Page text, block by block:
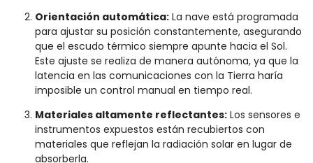
Orientación automática: La nave está programada
para ajustar su posición constantemente, asegurando
que el escudo térmico siempre apunte hacia el Sol.
Este ajuste se realiza de manera autónoma, ya que la
latencia en las comunicaciones con la Tierra haría
imposible un control manual en tiempo real.
Materiales altamente reflectantes: Los sensores e
instrumentos expuestos están recubiertos con
materiales que reflejan la radiación solar en lugar de
absorberla.